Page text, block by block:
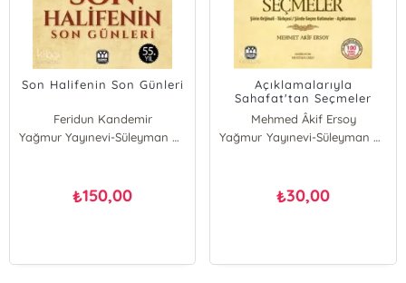
Son Halifenin Son Günleri
Feridun Kandemir
Yağmur Yayınevi-Süleyman Özdemir
₺150,00
Açıklamalarıyla
Sahafat'tan Seçmeler
Mehmed Âkif Ersoy
Yağmur Yayınevi-Süleyman Özdemir
₺30,00